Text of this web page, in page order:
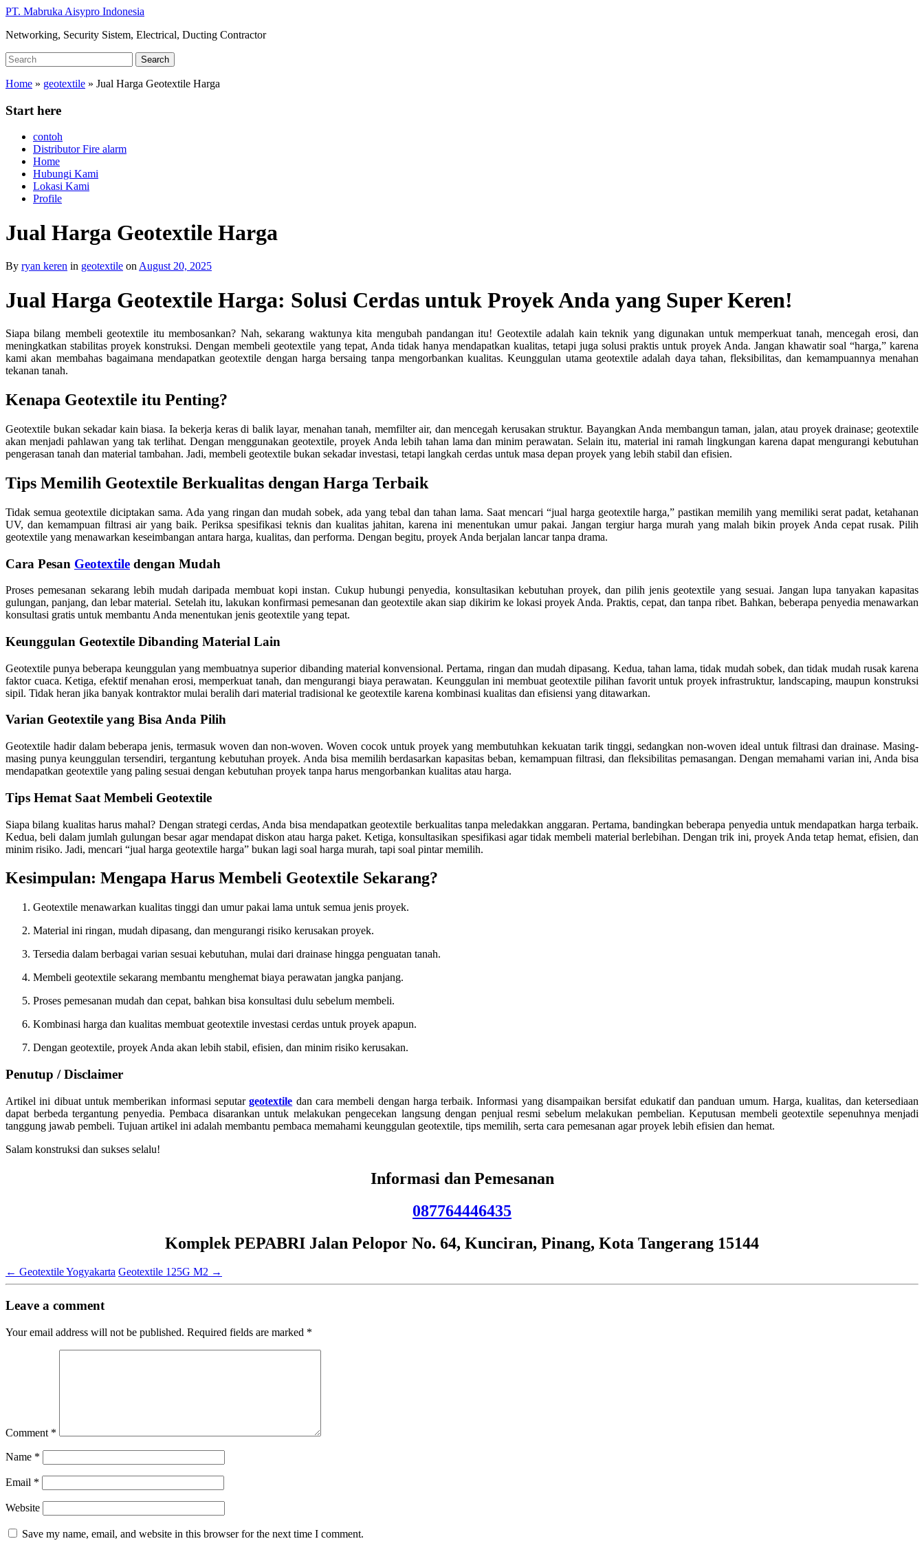
Skip
main
PT. Mabruka Aisypro Indonesia
Networking, Security Sistem, Electrical, Ducting Contractor
Search
for:
Search
Home » geotextile » Jual Harga Geotextile Harga
Start here
contoh
Distributor Fire alarm
Home
Hubungi Kami
Lokasi Kami
Profile
Jual Harga Geotextile Harga
By ryan keren in geotextile on August 20, 2025
Jual Harga Geotextile Harga: Solusi Cerdas untuk Proyek Anda yang Super Keren!
Siapa bilang membeli geotextile itu membosankan? Nah, sekarang waktunya kita mengubah pandangan itu! Geotextile adalah kain teknik yang digunakan untuk memperkuat tanah, mencegah erosi, dan
meningkatkan stabilitas proyek konstruksi. Dengan membeli geotextile yang tepat, Anda tidak hanya mendapatkan kualitas, tetapi juga solusi praktis untuk proyek Anda. Jangan khawatir soal “harga,” karena
kami akan membahas bagaimana mendapatkan geotextile dengan harga bersaing tanpa mengorbankan kualitas. Keunggulan utama geotextile adalah daya tahan, fleksibilitas, dan kemampuannya menahan
tekanan tanah.
Kenapa Geotextile itu Penting?
Geotextile bukan sekadar kain biasa. Ia bekerja keras di balik layar, menahan tanah, memfilter air, dan mencegah kerusakan struktur. Bayangkan Anda membangun taman, jalan, atau proyek drainase; geotextile
akan menjadi pahlawan yang tak terlihat. Dengan menggunakan geotextile, proyek Anda lebih tahan lama dan minim perawatan. Selain itu, material ini ramah lingkungan karena dapat mengurangi kebutuhan
pengerasan tanah dan material tambahan. Jadi, membeli geotextile bukan sekadar investasi, tetapi langkah cerdas untuk masa depan proyek yang lebih stabil dan efisien.
Tips Memilih Geotextile Berkualitas dengan Harga Terbaik
Tidak semua geotextile diciptakan sama. Ada yang ringan dan mudah sobek, ada yang tebal dan tahan lama. Saat mencari “jual harga geotextile harga,” pastikan memilih yang memiliki serat padat, ketahanan
UV, dan kemampuan filtrasi air yang baik. Periksa spesifikasi teknis dan kualitas jahitan, karena ini menentukan umur pakai. Jangan tergiur harga murah yang malah bikin proyek Anda cepat rusak. Pilih
geotextile yang menawarkan keseimbangan antara harga, kualitas, dan performa. Dengan begitu, proyek Anda berjalan lancar tanpa drama.
Cara Pesan Geotextile dengan Mudah
Proses pemesanan sekarang lebih mudah daripada membuat kopi instan. Cukup hubungi penyedia, konsultasikan kebutuhan proyek, dan pilih jenis geotextile yang sesuai. Jangan lupa tanyakan kapasitas
gulungan, panjang, dan lebar material. Setelah itu, lakukan konfirmasi pemesanan dan geotextile akan siap dikirim ke lokasi proyek Anda. Praktis, cepat, dan tanpa ribet. Bahkan, beberapa penyedia menawarkan
konsultasi gratis untuk membantu Anda menentukan jenis geotextile yang tepat.
Keunggulan Geotextile Dibanding Material Lain
Geotextile punya beberapa keunggulan yang membuatnya superior dibanding material konvensional. Pertama, ringan dan mudah dipasang. Kedua, tahan lama, tidak mudah sobek, dan tidak mudah rusak karena
faktor cuaca. Ketiga, efektif menahan erosi, memperkuat tanah, dan mengurangi biaya perawatan. Keunggulan ini membuat geotextile pilihan favorit untuk proyek infrastruktur, landscaping, maupun konstruksi
sipil. Tidak heran jika banyak kontraktor mulai beralih dari material tradisional ke geotextile karena kombinasi kualitas dan efisiensi yang ditawarkan.
Varian Geotextile yang Bisa Anda Pilih
Geotextile hadir dalam beberapa jenis, termasuk woven dan non-woven. Woven cocok untuk proyek yang membutuhkan kekuatan tarik tinggi, sedangkan non-woven ideal untuk filtrasi dan drainase. Masing-
masing punya keunggulan tersendiri, tergantung kebutuhan proyek. Anda bisa memilih berdasarkan kapasitas beban, kemampuan filtrasi, dan fleksibilitas pemasangan. Dengan memahami varian ini, Anda bisa
mendapatkan geotextile yang paling sesuai dengan kebutuhan proyek tanpa harus mengorbankan kualitas atau harga.
Tips Hemat Saat Membeli Geotextile
Siapa bilang kualitas harus mahal? Dengan strategi cerdas, Anda bisa mendapatkan geotextile berkualitas tanpa meledakkan anggaran. Pertama, bandingkan beberapa penyedia untuk mendapatkan harga terbaik.
Kedua, beli dalam jumlah gulungan besar agar mendapat diskon atau harga paket. Ketiga, konsultasikan spesifikasi agar tidak membeli material berlebihan. Dengan trik ini, proyek Anda tetap hemat, efisien, dan
minim risiko. Jadi, mencari “jual harga geotextile harga” bukan lagi soal harga murah, tapi soal pintar memilih.
Kesimpulan: Mengapa Harus Membeli Geotextile Sekarang?
Geotextile menawarkan kualitas tinggi dan umur pakai lama untuk semua jenis proyek.
Material ini ringan, mudah dipasang, dan mengurangi risiko kerusakan proyek.
Tersedia dalam berbagai varian sesuai kebutuhan, mulai dari drainase hingga penguatan tanah.
Membeli geotextile sekarang membantu menghemat biaya perawatan jangka panjang.
Proses pemesanan mudah dan cepat, bahkan bisa konsultasi dulu sebelum membeli.
Kombinasi harga dan kualitas membuat geotextile investasi cerdas untuk proyek apapun.
Dengan geotextile, proyek Anda akan lebih stabil, efisien, dan minim risiko kerusakan.
Penutup / Disclaimer
Artikel ini dibuat untuk memberikan informasi seputargeotextile dan cara membeli dengan harga terbaik. Informasi yang disampaikan bersifat edukatif dan panduan umum. Harga, kualitas, dan ketersediaan
dapat berbeda tergantung penyedia. Pembaca disarankan untuk melakukan pengecekan langsung dengan penjual resmi sebelum melakukan pembelian. Keputusan membeli geotextile sepenuhnya menjadi
tanggung jawab pembeli. Tujuan artikel ini adalah membantu pembaca memahami keunggulan geotextile, tips memilih, serta cara pemesanan agar proyek lebih efisien dan hemat.
Salam konstruksi dan sukses selalu!
Informasi dan Pemesanan
087764446435
Komplek PEPABRI Jalan Pelopor No. 64, Kunciran, Pinang, Kota Tangerang 15144
← Geotextile Yogyakarta Geotextile 125G M2 →
Leave a comment
Your email address will not be published. Required fields are marked *
Comment *
Name *
Email *
Website
Save my name, email, and website in this browser for the next time I comment.